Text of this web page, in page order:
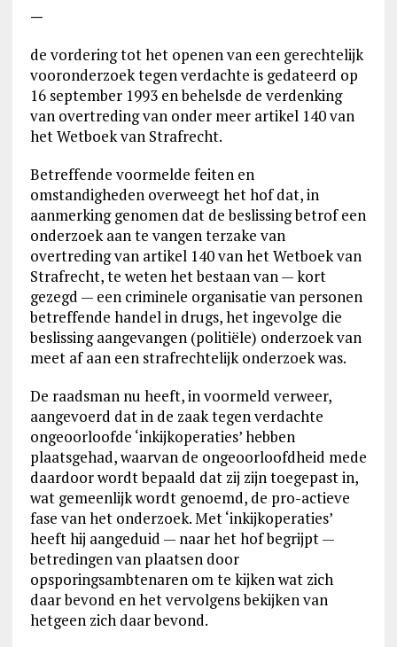
—
de vordering tot het openen van een gerechtelijk
vooronderzoek tegen verdachte is gedateerd op
16 september 1993 en behelsde de verdenking
van overtreding van onder meer artikel 140 van
het Wetboek van Strafrecht.
Betreffende voormelde feiten en
omstandigheden overweegt het hof dat, in
aanmerking genomen dat de beslissing betrof een
onderzoek aan te vangen terzake van
overtreding van artikel 140 van het Wetboek van
Strafrecht, te weten het bestaan van — kort
gezegd — een criminele organisatie van personen
betreffende handel in drugs, het ingevolge die
beslissing aangevangen (politiële) onderzoek van
meet af aan een strafrechtelijk onderzoek was.
De raadsman nu heeft, in voormeld verweer,
aangevoerd dat in de zaak tegen verdachte
ongeoorloofde ‘inkijkoperaties’ hebben
plaatsgehad, waarvan de ongeoorloofdheid mede
daardoor wordt bepaald dat zij zijn toegepast in,
wat gemeenlijk wordt genoemd, de pro-actieve
fase van het onderzoek. Met ‘inkijkoperaties’
heeft hij aangeduid — naar het hof begrijpt —
betredingen van plaatsen door
opsporingsambtenaren om te kijken wat zich
daar bevond en het vervolgens bekijken van
hetgeen zich daar bevond.